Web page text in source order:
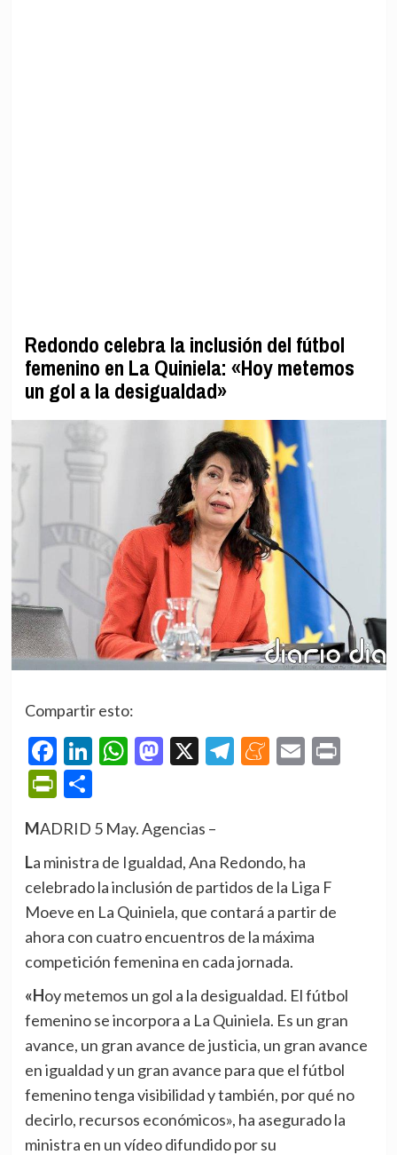
Redondo celebra la inclusión del fútbol
femenino en La Quiniela: «Hoy metemos
un gol a la desigualdad»
Compartir esto:
Facebook
LinkedIn
WhatsApp
Mastodon
X Telegram
Meneame
Email
PrintFriendly
Compartir
MADRID 5 May. Agencias –
La ministra de Igualdad, Ana Redondo, ha
celebrado la inclusión de partidos de la Liga F
Moeve en La Quiniela, que contará a partir de
ahora con cuatro encuentros de la máxima
competición femenina en cada jornada.
«Hoy metemos un gol a la desigualdad. El fútbol
femenino se incorpora a La Quiniela. Es un gran
avance, un gran avance de justicia, un gran avance
en igualdad y un gran avance para que el fútbol
femenino tenga visibilidad y también, por qué no
decirlo, recursos económicos», ha asegurado la
ministra en un vídeo difundido por su